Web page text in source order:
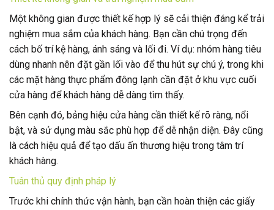
Một không gian được thiết kế hợp lý sẽ cải thiện đáng kể trải
nghiệm mua sắm của khách hàng. Bạn cần chú trọng đến
cách bố trí kệ hàng, ánh sáng và lối đi. Ví dụ: nhóm hàng tiêu
dùng nhanh nên đặt gần lối vào để thu hút sự chú ý, trong khi
các mặt hàng thực phẩm đông lạnh cần đặt ở khu vực cuối
cửa hàng để khách hàng dễ dàng tìm thấy.
Bên cạnh đó, bảng hiệu cửa hàng cần thiết kế rõ ràng, nổi
bật, và sử dụng màu sắc phù hợp để dễ nhận diện. Đây cũng
là cách hiệu quả để tạo dấu ấn thương hiệu trong tâm trí
khách hàng.
Tuân thủ quy định pháp lý
Trước khi chính thức vận hành, bạn cần hoàn thiện các giấy